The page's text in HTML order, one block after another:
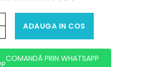
ADAUGA IN COS
COMANDĂ PRIN WHATSAPP